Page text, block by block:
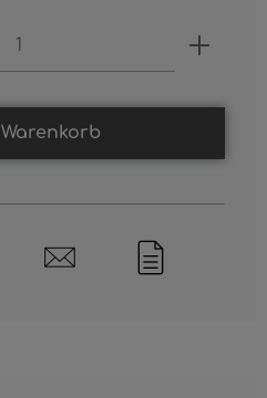
Gib den